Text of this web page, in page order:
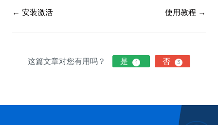
← 安装激活 使用教程 →
这篇文章对您有用吗？ 是 1 否 3